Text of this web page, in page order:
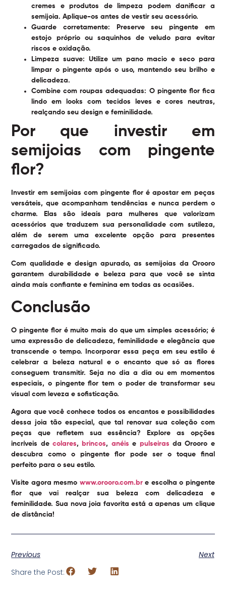
cremes e produtos de limpeza podem danificar a
semijoia. Aplique-os antes de vestir seu acessório.
Guarde corretamente: Preserve seu pingente em
estojo próprio ou saquinhos de veludo para evitar
riscos e oxidação.
Limpeza suave: Utilize um pano macio e seco para
limpar o pingente após o uso, mantendo seu brilho e
delicadeza.
Combine com roupas adequadas: O pingente flor fica
lindo em looks com tecidos leves e cores neutras,
realçando seu design e feminilidade.
Por que investir em
semijoias com pingente
flor?
Investir em semijoias com pingente flor é apostar em peças
versáteis, que acompanham tendências e nunca perdem o
charme. Elas são ideais para mulheres que valorizam
acessórios que traduzem sua personalidade com sutileza,
além de serem uma excelente opção para presentes
carregados de significado.
Com qualidade e design apurado, as semijoias da Orooro
garantem durabilidade e beleza para que você se sinta
ainda mais confiante e feminina em todas as ocasiões.
Conclusão
Opingente floré muito mais do que um simples acessório; é
uma expressão de delicadeza, feminilidade e elegância que
transcende o tempo. Incorporar essa peça em seu estilo é
celebrar a beleza natural e o encanto que só as flores
conseguem transmitir. Seja no dia a dia ou em momentos
especiais, o pingente flor tem o poder de transformar seu
visual com leveza e sofisticação.
Agora que você conhece todos os encantos e possibilidades
dessa joia tão especial, que tal renovar sua coleção com
peças que refletem sua essência? Explore as opções
incríveis decolares, brincos, anéis e pulseiras da Orooro e
descubra como o pingente flor pode ser o toque final
perfeito para o seu estilo.
Visite agora mesmo www.orooro.com.bre escolha o pingente
flor que vai realçar sua beleza com delicadeza e
feminilidade. Sua nova joia favorita está a apenas um clique
de distância!
Previous
Next
Share the Post: